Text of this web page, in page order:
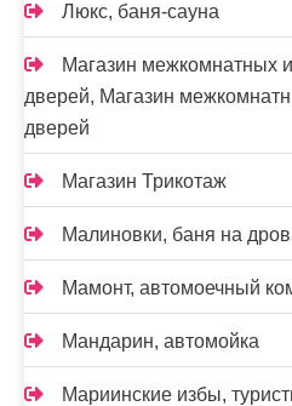
Люкс, баня-сауна
Магазин межкомнатных
дверей, Магазин
дверей
Магазин Трикотаж
Малиновки, баня на
Мамонт, автомоечный
Мандарин, автомойка
Мариинские избы,